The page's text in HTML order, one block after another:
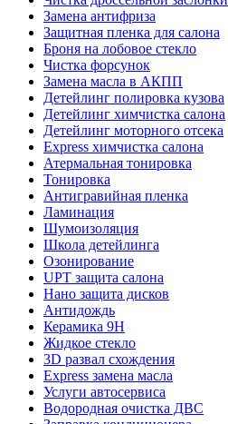
Замена антифриза
Защитная пленка для салона
Броня на лобовое стекло
Чистка форсунок
Замена масла в АКПП
Детейлинг полировка кузова
Детейлинг химчистка салона
Детейлинг моторного отсека
Express химчистка салона
Атермальная тонировка
Тонировка
Антигравийная пленка
Ламинация
Шумоизоляция
Школа детейлинга
Озонирование
UPT защита салона
Нано защита дисков
Антидождь
Керамика 9H
Жидкое стекло
3D развал схождения
Express замена масла
Услуги автосервиса
Водородная очистка ДВС